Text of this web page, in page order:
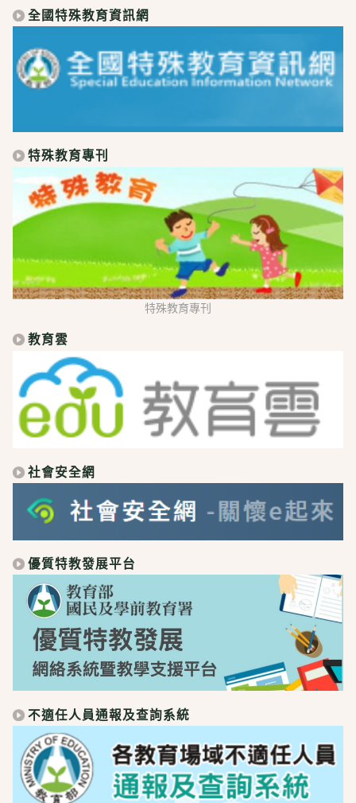
全國特殊教育資訊網
特殊教育專刊
特殊教育專刊
教育雲
社會安全網
優質特教發展平台
不適任人員通報及查詢系統